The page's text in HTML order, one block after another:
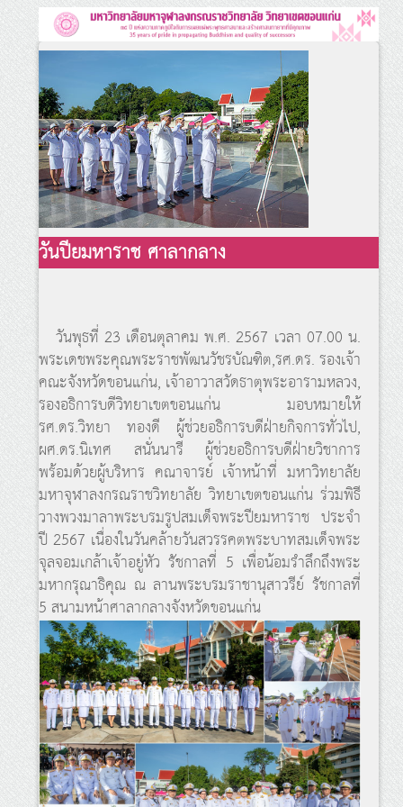
วันปียมหาราช ศาลากลาง
วันพุธที่ 23 เดือนตุลาคม พ.ศ. 2567 เวลา 07.00 น.
พระเดชพระคุณพระราชพัฒนวัชรบัณฑิต,รศ.ดร. รองเจ้า
คณะจังหวัดขอนแก่น, เจ้าอาวาสวัดธาตุพระอารามหลวง,
รองอธิการบดีวิทยาเขตขอนแก่น มอบหมายให้
รศ.ดร.วิทยา ทองดี ผู้ช่วยอธิการบดีฝ่ายกิจการทั่วไป,
ผศ.ดร.นิเทศ สนั่นนารี ผู้ช่วยอธิการบดีฝ่ายวิชาการ
พร้อมด้วยผู้บริหาร คณาจารย์ เจ้าหน้าที่ มหาวิทยาลัย
มหาจุฬาลงกรณราชวิทยาลัย วิทยาเขตขอนแก่น ร่วมพิธี
วางพวงมาลาพระบรมรูปสมเด็จพระปียมหาราช ประจำ
ปี 2567 เนื่องในวันคล้ายวันสวรรคตพระบาทสมเด็จพระ
จุลจอมเกล้าเจ้าอยู่หัว รัชกาลที่ 5 เพื่อน้อมรำลึกถึงพระ
มหากรุณาธิคุณ ณ ลานพระบรมราชานุสาวรีย์ รัชกาลที่
5 สนามหน้าศาลากลางจังหวัดขอนแก่น